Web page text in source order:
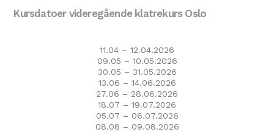
Kursdatoer videregående klatrekurs Oslo
11.04 – 12.04.2026
09.05 – 10.05.2026
30.05 – 31.05.2026
13.06 – 14.06.2026
27.06 – 28.06.2026
18.07 – 19.07.2026
05.07 – 06.07.2026
08.08 – 09.08.2026